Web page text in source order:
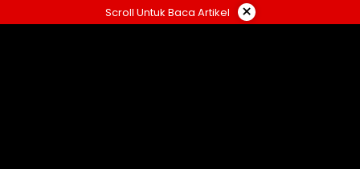
ke
Scroll Untuk Baca Artikel ×